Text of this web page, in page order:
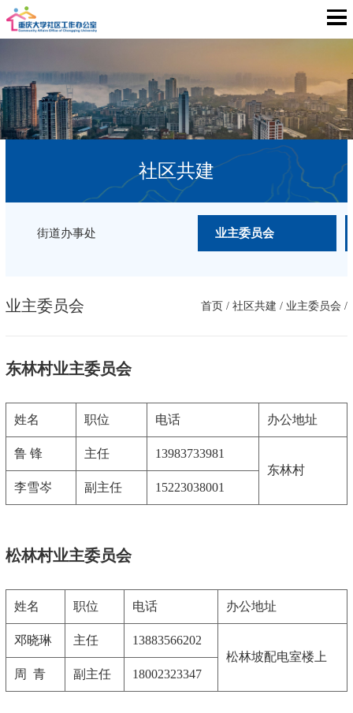
社区共建
街道办事处 业主委员会
业主委员会 首页 /社区共建 / 业主委员会 /
东林村业主委员会
姓名 职位 电话 办公地址
鲁 锋 主任
13983733981
东林村
李雪岑
副主任 15223038001
松林村业主委员会
姓名 职位 电话 办公地址
邓晓琳 主任
13883566202
松林坡配电室楼上
周 青
副主任 18002323347